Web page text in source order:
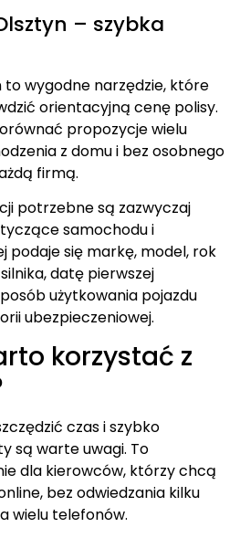
– szybka
to wygodne narzędzie, które
orientacyjną cenę polisy.
propozycje wielu
z domu i bez osobnego
firmą.
potrzebne są zazwyczaj
samochodu i
podaje się markę, model, rok
datę pierwszej
użytkowania pojazdu
ubezpieczeniowej.
korzystać z
czas i szybko
są warte uwagi. To
dla kierowców, którzy chcą
bez odwiedzania kilku
wielu telefonów.